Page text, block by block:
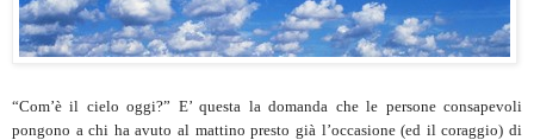
“Com’è il cielo oggi?” E’ questa la domanda che le persone consapevoli
pongono a chi ha avuto al mattino presto già l’occasione (ed il coraggio) di